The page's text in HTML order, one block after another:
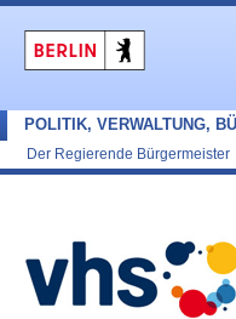
POLITIK, VERWALTUNG,
Der Regierende Bürgermeister